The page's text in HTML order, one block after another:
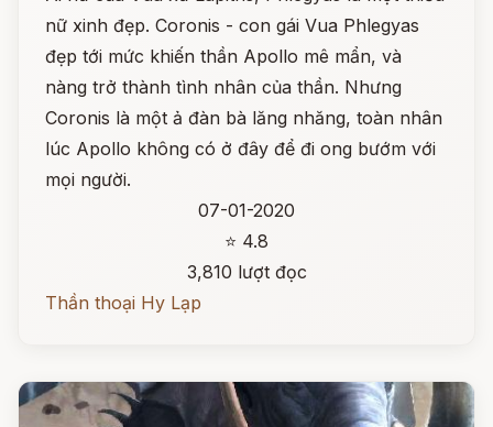
nữ xinh đẹp. Coronis - con gái Vua Phlegyas
đẹp tới mức khiến thần Apollo mê mẩn, và
nàng trở thành tình nhân của thần. Nhưng
Coronis là một ả đàn bà lăng nhăng, toàn nhân
lúc Apollo không có ở đây để đi ong bướm với
mọi người.
07-01-2020
⭐ 4.8
3,810 lượt đọc
Thần thoại Hy Lạp